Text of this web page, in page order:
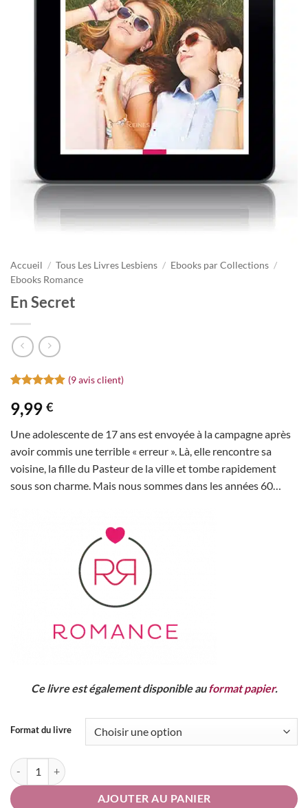
Accueil / Tous Les Livres Lesbiens / Ebooks par Collections /
Ebooks Romance
En Secret
sur 5 basé
sur
notations
client
(9avis client)
9,99 €
Une adolescente de 17 ans est envoyée à la campagne après
avoir commis une terrible « erreur ». Là, elle rencontre sa
voisine, la fille du Pasteur de la ville et tombe rapidement
sous son charme. Mais nous sommes dans les années 60…
Ce livre est également disponible auformat papier.
Format du livre
quantité de En Secret
AJOUTER AU PANIER